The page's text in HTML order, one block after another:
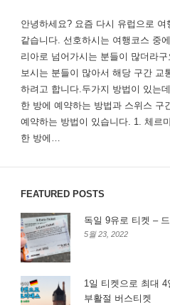
안녕하세요? 요즘 다시 유럽으로
같습니다. 선호하시는 여행코스 중
리아로 넘어가시는 분들이 많더라
보시는 분들이 많아서 해당 구간 교
하려고 합니다.두가지 방법이 있는
한 방에 예약하는 방법과 스위스 구
예약하는 방법이 있습니다. 1. 체르
한 방에…
FEATURED POSTS
독일 9유로 티켓 –
5월 23, 2022
1일 티켓으로 최대
부활절 버스티켓